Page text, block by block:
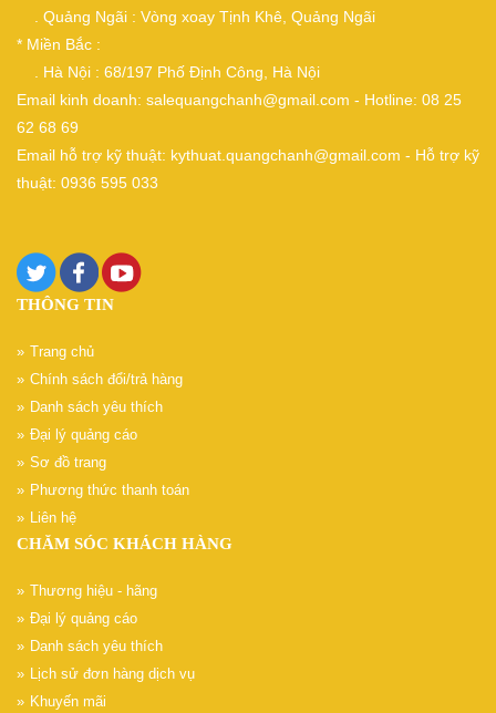
. Quảng Ngãi : Vòng xoay Tịnh Khê, Quảng Ngãi
* Miền Bắc :
. Hà Nội : 68/197 Phố Định Công, Hà Nội
Email kinh doanh: salequangchanh@gmail.com - Hotline: 08 25
62 68 69
Email hỗ trợ kỹ thuật: kythuat.quangchanh@gmail.com - Hỗ trợ kỹ
thuật: 0936 595 033
THÔNG TIN
Trang chủ
Chính sách đổi/trả hàng
Danh sách yêu thích
Đại lý quảng cáo
Sơ đồ trang
Phương thức thanh toán
Liên hệ
CHĂM SÓC KHÁCH HÀNG
Thương hiệu - hãng
Đại lý quảng cáo
Danh sách yêu thích
Lịch sử đơn hàng dịch vụ
Khuyến mãi